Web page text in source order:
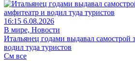
16:15 6.08.2026
В мире, Новости
Итальянец годами выдавал самострой
водил туда туристов
См все